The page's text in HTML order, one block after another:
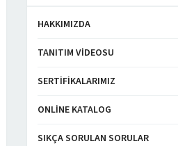
HAKKIMIZDA
TANITIM VIDEOSU
SERTIFIKALARIMIZ
ONLINE KATALOG
SIKÇA SORULAN SORULAR